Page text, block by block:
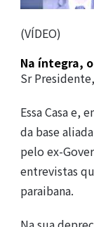
(VÍDEO)
Na íntegra,
Sr
Essa Casa e,
da base
pelo ex-
entrevistas
paraibana.